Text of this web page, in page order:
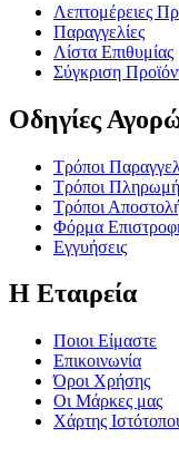
Λεπτομέρειες
Παραγγελίες
Λίστα Επιθυμίας
Σύγκριση
Οδηγίες
Τρόποι
Τρόποι
Τρόποι
Φόρμα
Εγγυήσεις
Η Εταιρεία
Ποιοι Είμαστε
Επικοινωνία
Όροι Χρήσης
Οι Μάρκες μας
Χάρτης